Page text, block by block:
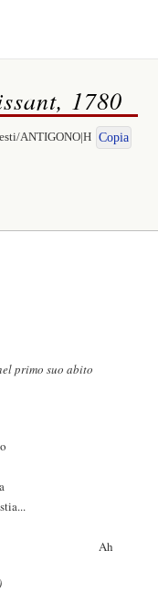
1780
ANTIGONO|H Copia
primo suo abito